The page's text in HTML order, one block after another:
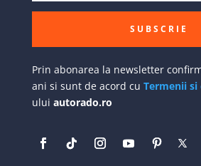
SUBSCRIE
Prin abonarea la newsletter
ani si sunt de acord cu Termenii
ului autorado.ro